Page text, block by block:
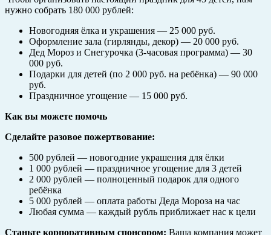
нужно собрать 180 000 рублей:
Новогодняя ёлка и украшения — 25 000 руб.
Оформление зала (гирлянды, декор) — 20 000 руб.
Дед Мороз и Снегурочка (3-часовая программа) — 30
000 руб.
Подарки для детей (по 2 000 руб. на ребёнка) — 90 000
руб.
Праздничное угощение — 15 000 руб.
Как вы можете помочь
Сделайте разовое пожертвование:
500 рублей — новогодние украшения для ёлки
1 000 рублей — праздничное угощение для 3 детей
2 000 рублей — полноценный подарок для одного
ребёнка
5 000 рублей — оплата работы Деда Мороза на час
Любая сумма — каждый рубль приближает нас к цели
Станьте корпоративным спонсором: Ваша компания может